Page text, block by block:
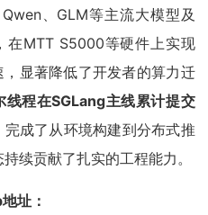
、GLM等主流大模型及
在MTT S5000等硬件上实现
显著降低了开发者的算力迁
线程在SGLang主线累计提交
完成了从环境构建到分布式推
续贡献了扎实的工程能力。
址：